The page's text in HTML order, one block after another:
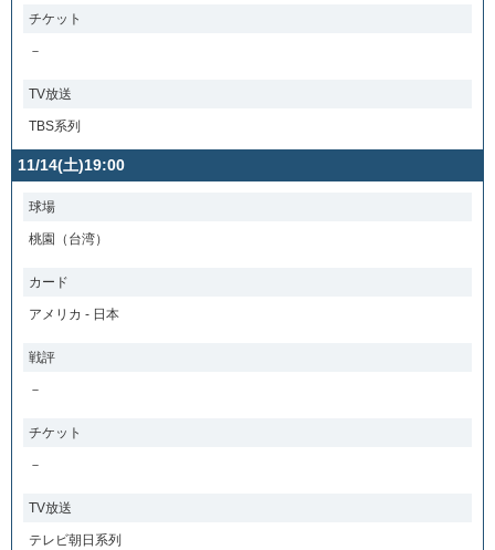
チケット
－
TV放送
TBS系列
11/14(土)19:00
球場
桃園（台湾）
カード
アメリカ - 日本
戦評
－
チケット
－
TV放送
テレビ朝日系列